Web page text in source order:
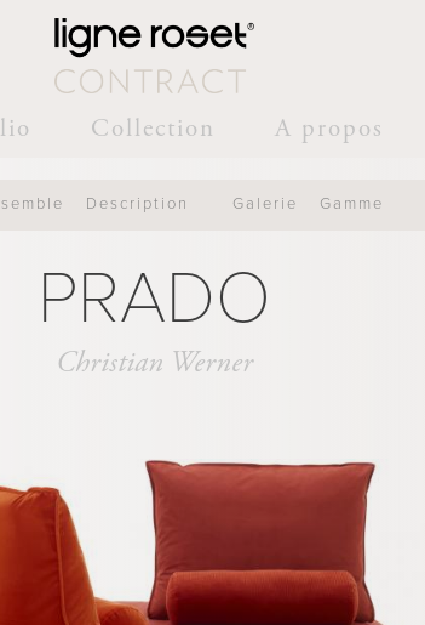
Collection A propos
Description Galerie Gamme
PRADO
Christian Werner